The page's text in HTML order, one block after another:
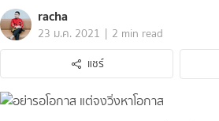
racha
23 ม.ค. 2021 | 2 min read
แชร์